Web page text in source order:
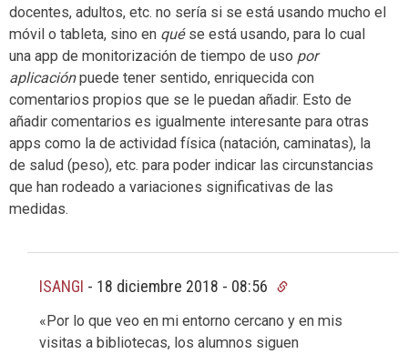
docentes, adultos, etc. no sería si se está usando mucho el
móvil o tableta, sino en quése está usando, para lo cual
una app de monitorización de tiempo de uso por
aplicaciónpuede tener sentido, enriquecida con
comentarios propios que se le puedan añadir. Esto de
añadir comentarios es igualmente interesante para otras
apps como la de actividad física (natación, caminatas), la
de salud (peso), etc. para poder indicar las circunstancias
que han rodeado a variaciones significativas de las
medidas.
ISANGI - 18 diciembre 2018 - 08:56
«Por lo que veo en mi entorno cercano y en mis
visitas a bibliotecas, los alumnos siguen